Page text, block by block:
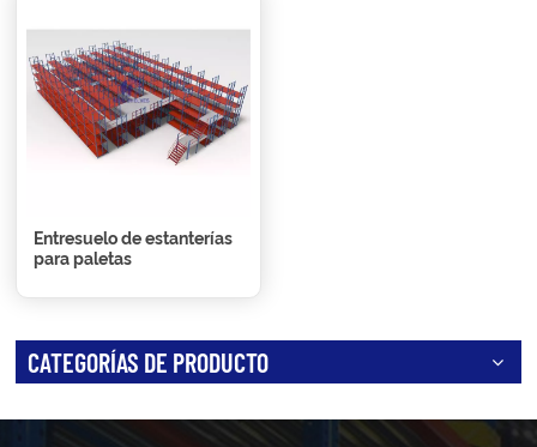
Entresuelo de estanterías
para paletas
CATEGORÍAS DE PRODUCTO